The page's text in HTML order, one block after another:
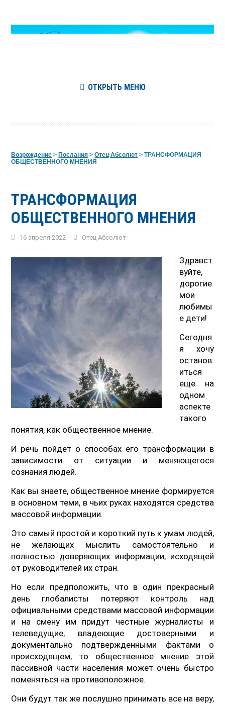
ОТКРЫТЬ МЕНЮ
Возрождение >Послания >Отец Абсолют >ТРАНСФОРМАЦИЯ
ОБЩЕСТВЕННОГО МНЕНИЯ
ТРАНСФОРМАЦИЯ
ОБЩЕСТВЕННОГО МНЕНИЯ
16 апреля 2022 Отец Абсолют
Здравст
вуйте,
дорогие
мои
любимы
е дети!
Сегодня
я хочу
останов
иться
еще на
одном
аспекте
такого
понятия, как общественное мнение.
И речь пойдет о способах его трансформации в
зависимости от ситуации и меняющегося
сознания людей.
Как вы знаете, общественное мнение формируется
в основном теми, в чьих руках находятся средства
массовой информации.
Это самый простой и короткий путь к умам людей,
не желающих мыслить самостоятельно и
полностью доверяющих информации, исходящей
от руководителей их стран.
Но если предположить, что в один прекрасный
день глобалисты потеряют контроль над
официальными средствами массовой информации
и на смену им придут честные журналисты и
телеведущие, владеющие достоверными и
документально подтвержденными фактами о
происходящем, то общественное мнение этой
пассивной части населения может очень быстро
поменяться на противоположное.
Они будут так же послушно принимать все на веру,